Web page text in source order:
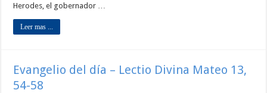
Herodes, el gobernador …
Leer mas ...
Evangelio del día – Lectio Divina Mateo 13,
54-58